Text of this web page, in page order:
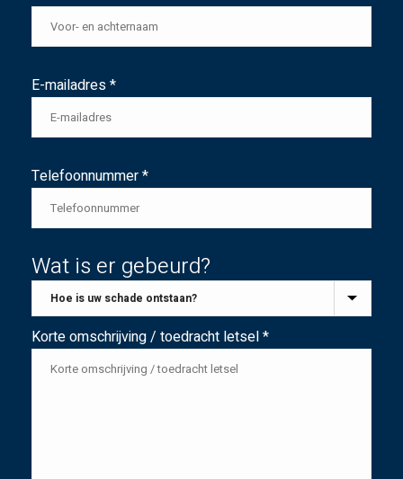
E-mailadres *
Telefoonnummer *
Wat is er gebeurd?
Korte omschrijving / toedracht letsel *